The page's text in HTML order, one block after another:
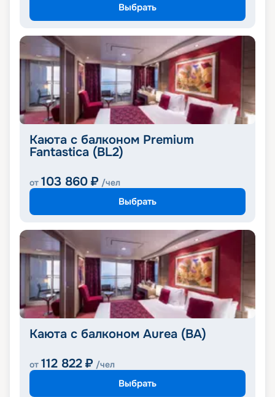
Выбрать
Каюта с балконом Premium
Fantastica (BL2)
от 103 860 ₽ /чел
Выбрать
Каюта с балконом Aurea (BA)
от 112 822 ₽ /чел
Выбрать